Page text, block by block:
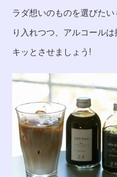
ラダ想いのものを選びた
り入れつつ、アルコール
キッとさせましょう!